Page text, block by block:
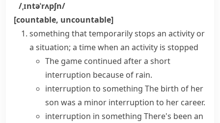
/ˌɪntəˈrʌpʃn/
[countable, uncountable]
something that temporarily stops an activity or
a situation; a time when an activity is stopped
The game continued after a short
interruption because of rain.
interruption to something The birth of her
son was a minor interruption to her career.
interruption in something There's been an